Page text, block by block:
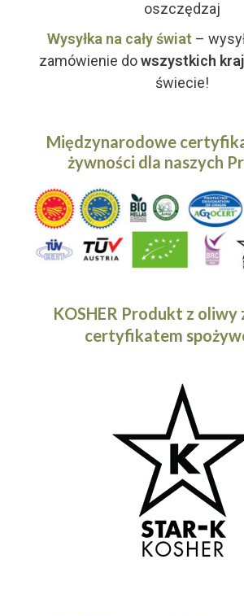
oszczędzaj
Wysyłka na cały świat –
zamówienie dowszystkich
świecie!
Międzynarodowe
żywności dla naszych
KOSHER Produkt z oliwy
certyfikatem